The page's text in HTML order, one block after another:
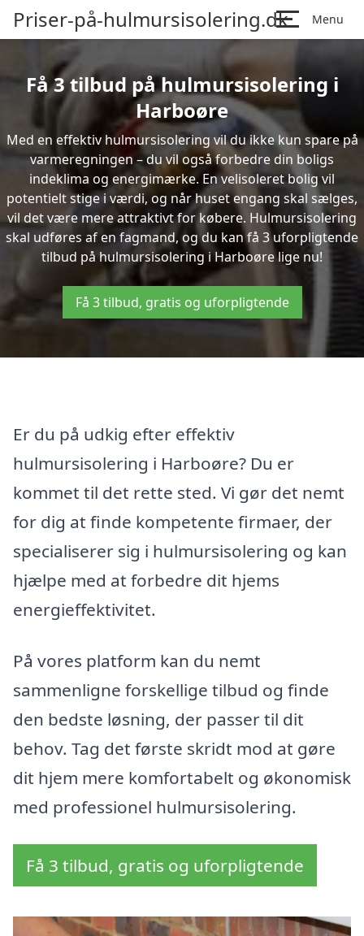
Priser-på-hulmursisolering.dk Menu
Få 3 tilbud på hulmursisolering i
Harboøre
Med en effektiv hulmursisolering vil du ikke kun spare på
varmeregningen – du vil også forbedre din boligs
indeklima og energimærke. En velisoleret bolig vil
potentielt stige i værdi, og når huset engang skal sælges,
vil det være mere attraktivt for købere. Hulmursisolering
skal udføres af en fagmand, og du kan få 3 uforpligtende
tilbud på hulmursisolering i Harboøre lige nu!
Få 3 tilbud, gratis og uforpligtende
Er du på udkig efter effektiv
hulmursisolering i Harboøre? Du er
kommet til det rette sted. Vi gør det nemt
for dig at finde kompetente firmaer, der
specialiserer sig i hulmursisolering og kan
hjælpe med at forbedre dit hjems
energieffektivitet.
På vores platform kan du nemt
sammenligne forskellige tilbud og finde
den bedste løsning, der passer til dit
behov. Tag det første skridt mod at gøre
dit hjem mere komfortabelt og økonomisk
med professionel hulmursisolering.
Få 3 tilbud, gratis og uforpligtende